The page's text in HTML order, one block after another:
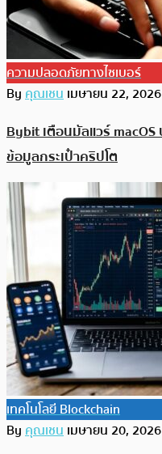
ความปลอดภัยทางไซเบอร์
Byคุณเชนเมษายน 22, 2026
Bybit เตือนมัลแวร์
ข้อมูลกระเป๋าคริปโต
เทคโนโลยี Blockchain
Byคุณเชนเมษายน 20, 2026